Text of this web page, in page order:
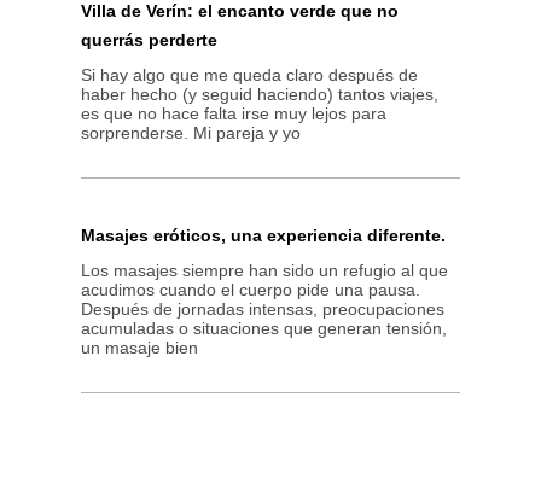
Villa de Verín: el encanto verde que no
querrás perderte
Si hay algo que me queda claro después de
haber hecho (y seguid haciendo) tantos viajes,
es que no hace falta irse muy lejos para
sorprenderse. Mi pareja y yo
Masajes eróticos, una experiencia diferente.
Los masajes siempre han sido un refugio al que
acudimos cuando el cuerpo pide una pausa.
Después de jornadas intensas, preocupaciones
acumuladas o situaciones que generan tensión,
un masaje bien